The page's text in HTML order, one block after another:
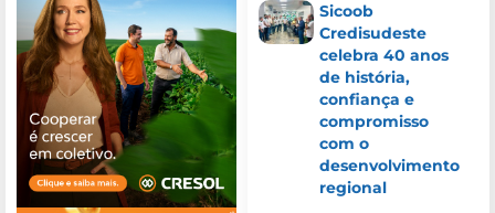
Sicoob
Credisudeste
celebra 40 anos
de história,
confiança e
compromisso
com o
desenvolvimento
regional